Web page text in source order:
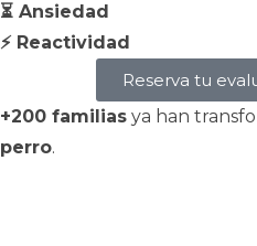
⏳ Ansiedad
⚡ Reactividad
Reserva tu
+200 familias ya han
perro.